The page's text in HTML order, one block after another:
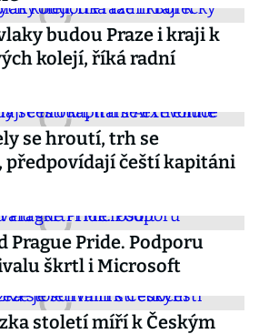
budou Praze i kraji k
kolejí, říká radní
se hroutí, trh se
předpovídají čeští kapitáni
Prague Pride. Podporu
škrtl i Microsoft
století míří k Českým